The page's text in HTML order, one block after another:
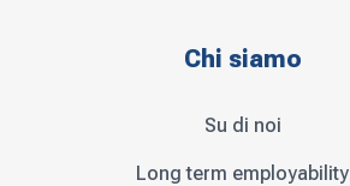
Chi siamo
Su di noi
Long term employability